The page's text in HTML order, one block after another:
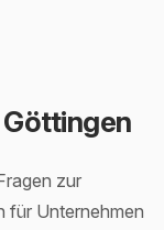
zur
für Unternehmen